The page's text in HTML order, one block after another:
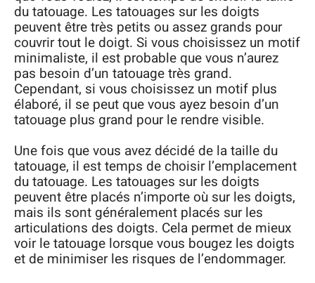
du tatouage. Les tatouages sur les doigts
peuvent être très petits ou assez grands pour
couvrir tout le doigt. Si vous choisissez un motif
minimaliste, il est probable que vous n’aurez
pas besoin d’un tatouage très grand.
Cependant, si vous choisissez un motif plus
élaboré, il se peut que vous ayez besoin d’un
tatouage plus grand pour le rendre visible.
Une fois que vous avez décidé de la taille du
tatouage, il est temps de choisir l’emplacement
du tatouage. Les tatouages sur les doigts
peuvent être placés n’importe où sur les doigts,
mais ils sont généralement placés sur les
articulations des doigts. Cela permet de mieux
voir le tatouage lorsque vous bougez les doigts
et de minimiser les risques de l’endommager.